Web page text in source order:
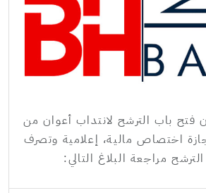
فتح باب الترشح لانتداب أعوان من
اختصاص مالية، إعلامية وتصرف
مراجعة البلاغ التالي: